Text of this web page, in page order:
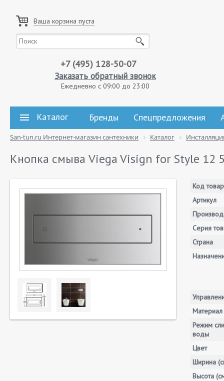
Ваша корзина пуста
+7 (495) 128-50-07
Заказать обратный звонок
Ежедневно с 09:00 до 23:00
Каталог Бренды Спецпредложения
San-tun.ru Интернет-магазин сантехники Каталог
Кнопка смыва Viega Visign for Style 12
Код
Артикул
Серия
Страна
Материал
Режим
воды
Цвет
Ширина
Высота